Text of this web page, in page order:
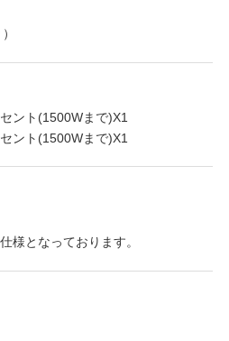
ント(1500Wまで)X1
ント(1500Wまで)X1
様となっております。